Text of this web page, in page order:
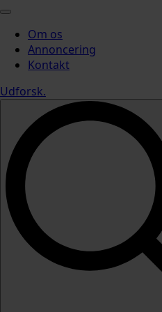
Om os
Annoncering
Kontakt
Udforsk.